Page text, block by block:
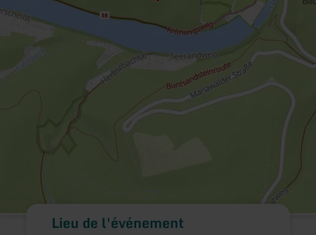
Lieu de l'événement